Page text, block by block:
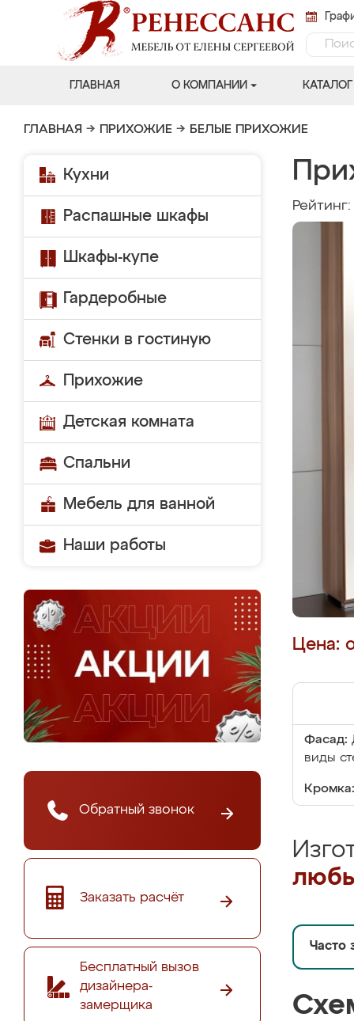
ГЛАВНАЯ О КОМПАНИИ КАТАЛОГ
ГЛАВНАЯ → ПРИХОЖИЕ → БЕЛЫЕ ПРИХОЖИЕ
Кухни
Распашные шкафы
Шкафы-купе
Гардеробные
Стенки в гостиную
Прихожие
Детская комната
Спальни
Мебель для ванной
Наши работы
Обратный звонок
Заказать расчёт
Бесплатный вызов
дизайнера-
замерщика
Рейтинг:
Цена:
Фасад:
виды
Кромка:
Часто